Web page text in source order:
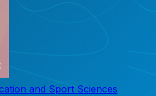
and Sport Sciences